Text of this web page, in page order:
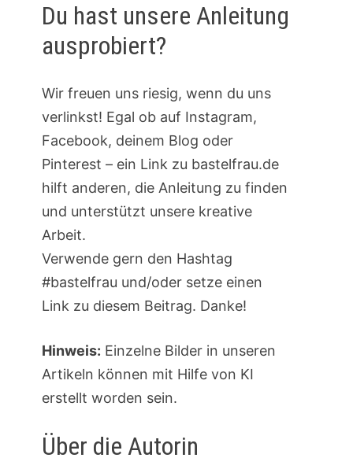
Du hast unsere Anleitung
ausprobiert?
Wir freuen uns riesig, wenn du uns
verlinkst! Egal ob auf Instagram,
Facebook, deinem Blog oder
Pinterest – ein Link zu bastelfrau.de
hilft anderen, die Anleitung zu finden
und unterstützt unsere kreative
Arbeit.
Verwende gern den Hashtag
#bastelfrau und/oder setze einen
Link zu diesem Beitrag. Danke!
Hinweis: Einzelne Bilder in unseren
Artikeln können mit Hilfe von KI
erstellt worden sein.
Über die Autorin